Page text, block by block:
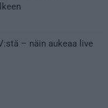
– näin aukeaa live